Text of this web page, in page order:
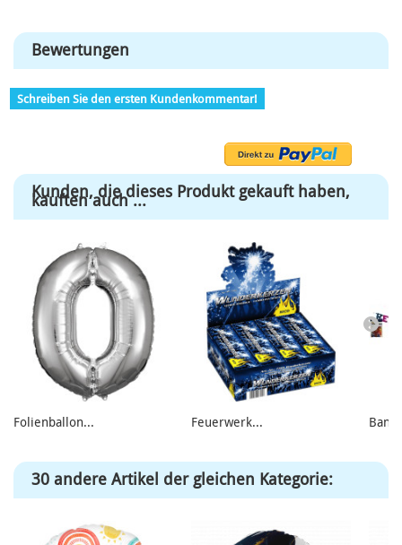
Bewertungen
Schreiben Sie den ersten Kundenkommentar!
Kunden, die dieses Produkt gekauft haben,
kauften auch ...
Folienballon... Feuerwerk...
30 andere Artikel der gleichen Kategorie: